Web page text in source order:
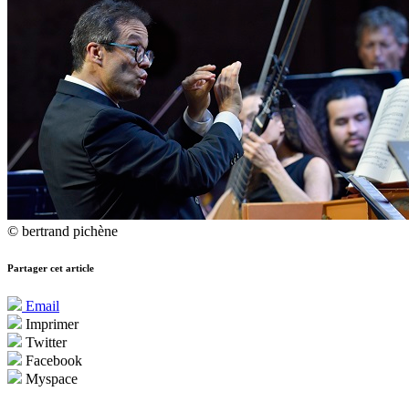
© bertrand pichène
Partager cet article
Email
Imprimer
Twitter
Facebook
Myspace